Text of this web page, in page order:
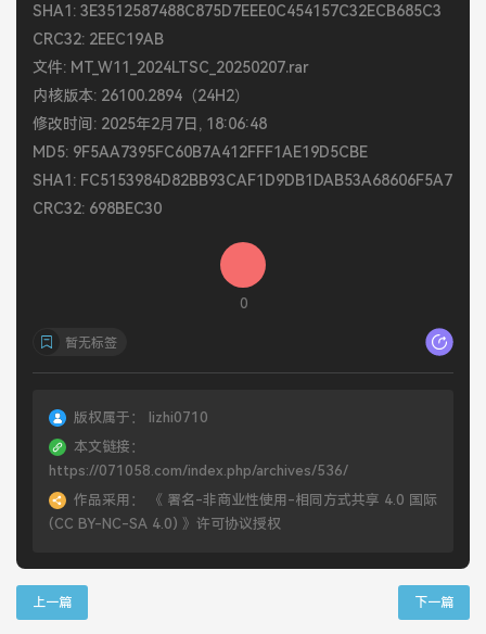
SHA1: 3E3512587488C875D7EEE0C454157C32ECB685C3
CRC32: 2EEC19AB
文件: MT_W11_2024LTSC_20250207.rar
内核版本: 26100.2894（24H2）
修改时间: 2025年2月7日, 18:06:48
MD5: 9F5AA7395FC60B7A412FFF1AE19D5CBE
SHA1: FC5153984D82BB93CAF1D9DB1DAB53A68606F5A7
CRC32: 698BEC30
0
暂无标签
版权属于：
lizhi0710
本文链接：
https://071058.com/index.php/archives/536/
作品采用：
《 署名-非商业性使用-相同方式共享 4.0 国际
(CC BY-NC-SA 4.0) 》许可协议授权
上一篇 下一篇